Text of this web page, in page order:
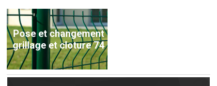
Pose et changement
grillage et cloture 74